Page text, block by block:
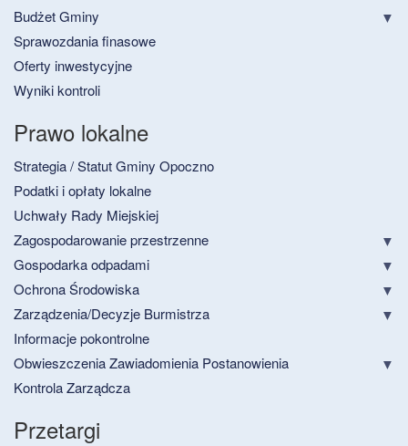
Budżet Gminy
Sprawozdania finasowe
Oferty inwestycyjne
Wyniki kontroli
Prawo lokalne
Strategia / Statut Gminy Opoczno
Podatki i opłaty lokalne
Uchwały Rady Miejskiej
Zagospodarowanie przestrzenne
Gospodarka odpadami
Ochrona Środowiska
Zarządzenia/Decyzje Burmistrza
Informacje pokontrolne
Obwieszczenia Zawiadomienia Postanowienia
Kontrola Zarządcza
Przetargi